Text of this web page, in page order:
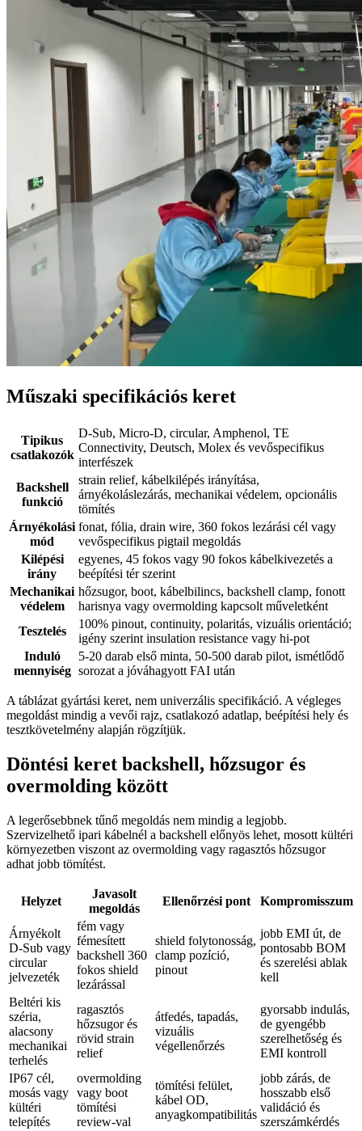
Műszaki specifikációs keret
Tipikus
csatlakozók
D-Sub, Micro-D, circular, Amphenol, TE
Connectivity, Deutsch, Molex és vevőspecifikus
interfészek
Backshell
funkció
strain relief, kábelkilépés irányítása,
árnyékoláslezárás, mechanikai védelem, opcionális
tömítés
Árnyékolási
mód
fonat, fólia, drain wire, 360 fokos lezárási cél vagy
vevőspecifikus pigtail megoldás
Kilépési
irány
egyenes, 45 fokos vagy 90 fokos kábelkivezetés a
beépítési tér szerint
Mechanikai
védelem
hőzsugor, boot, kábelbilincs, backshell clamp, fonott
harisnya vagy overmolding kapcsolt műveletként
Tesztelés
100% pinout, continuity, polaritás, vizuális orientáció;
igény szerint insulation resistance vagy hi-pot
Induló
mennyiség
5-20 darab első minta, 50-500 darab pilot, ismétlődő
sorozat a jóváhagyott FAI után
A táblázat gyártási keret, nem univerzális specifikáció. A végleges
megoldást mindig a vevői rajz, csatlakozó adatlap, beépítési hely és
tesztkövetelmény alapján rögzítjük.
Döntési keret backshell, hőzsugor és
overmolding között
A legerősebbnek tűnő megoldás nem mindig a legjobb.
Szervizelhető ipari kábelnél a backshell előnyös lehet, mosott kültéri
környezetben viszont az overmolding vagy ragasztós hőzsugor
adhat jobb tömítést.
Helyzet
Javasolt
megoldás
Ellenőrzési pont Kompromisszum
Árnyékolt
D-Sub vagy
circular
jelvezeték
fém vagy
fémesített
backshell 360
fokos shield
lezárással
shield folytonosság,
clamp pozíció,
pinout
jobb EMI út, de
pontosabb BOM
és szerelési ablak
kell
Beltéri kis
széria,
alacsony
mechanikai
terhelés
ragasztós
hőzsugor és
rövid strain
relief
átfedés, tapadás,
vizuális
végellenőrzés
gyorsabb indulás,
de gyengébb
szerelhetőség és
EMI kontroll
IP67 cél,
mosás vagy
kültéri
telepítés
overmolding
vagy boot
tömítési
review-val
tömítési felület,
kábel OD,
anyagkompatibilitás
jobb zárás, de
hosszabb első
validáció és
szerszámkérdés